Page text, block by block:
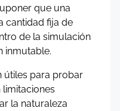
que una
cantidad fija de
de la simulación
inmutable.
útiles para probar
limitaciones
la naturaleza